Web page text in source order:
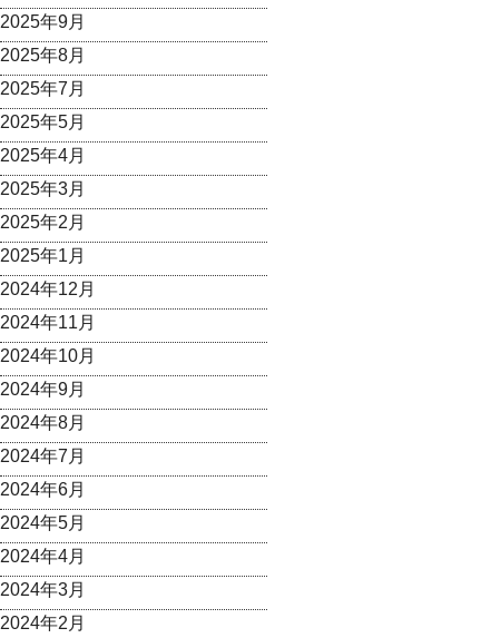
2025年9月
2025年8月
2025年7月
2025年5月
2025年4月
2025年3月
2025年2月
2025年1月
2024年12月
2024年11月
2024年10月
2024年9月
2024年8月
2024年7月
2024年6月
2024年5月
2024年4月
2024年3月
2024年2月